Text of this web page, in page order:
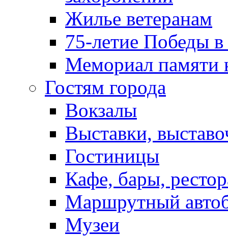
Жилье ветеранам
75-летие Победы
Мемориал памяти
Гостям города
Вокзалы
Выставки,
Гостиницы
Кафе, бары,
Маршрутный
Музеи